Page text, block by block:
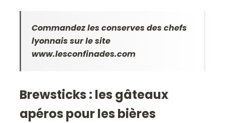
Commandez les conserves des chefs
lyonnais sur le site
www.lesconfinades.com
Brewsticks : les gâteaux
apéros pour les bières